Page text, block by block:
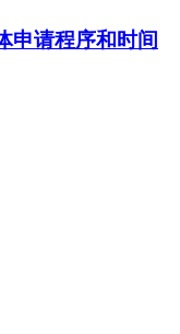
申请程序和时间